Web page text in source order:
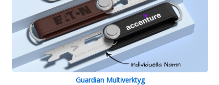
Guardian Multiverktyg